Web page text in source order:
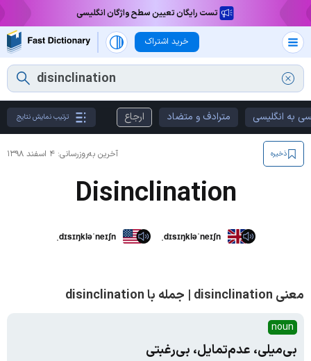
تست رایگان تعیین سطح واژگان انگلیسی
خرید اشتراک
به انگلیسی مترادف و متضاد ارجاع ترتیب نمایش نتایج
آخرین به‌روزرسانی: ۴ اسفند ۱۳۹۸ ذخیره
Disinclination
ˌdɪsɪŋkləˈneɪʃn ˌdɪsɪŋkləˈneɪʃn
معنی disinclination | جمله با disinclination
noun
بی‌میلی، عدم‌تمایل، بی‌رغبتی